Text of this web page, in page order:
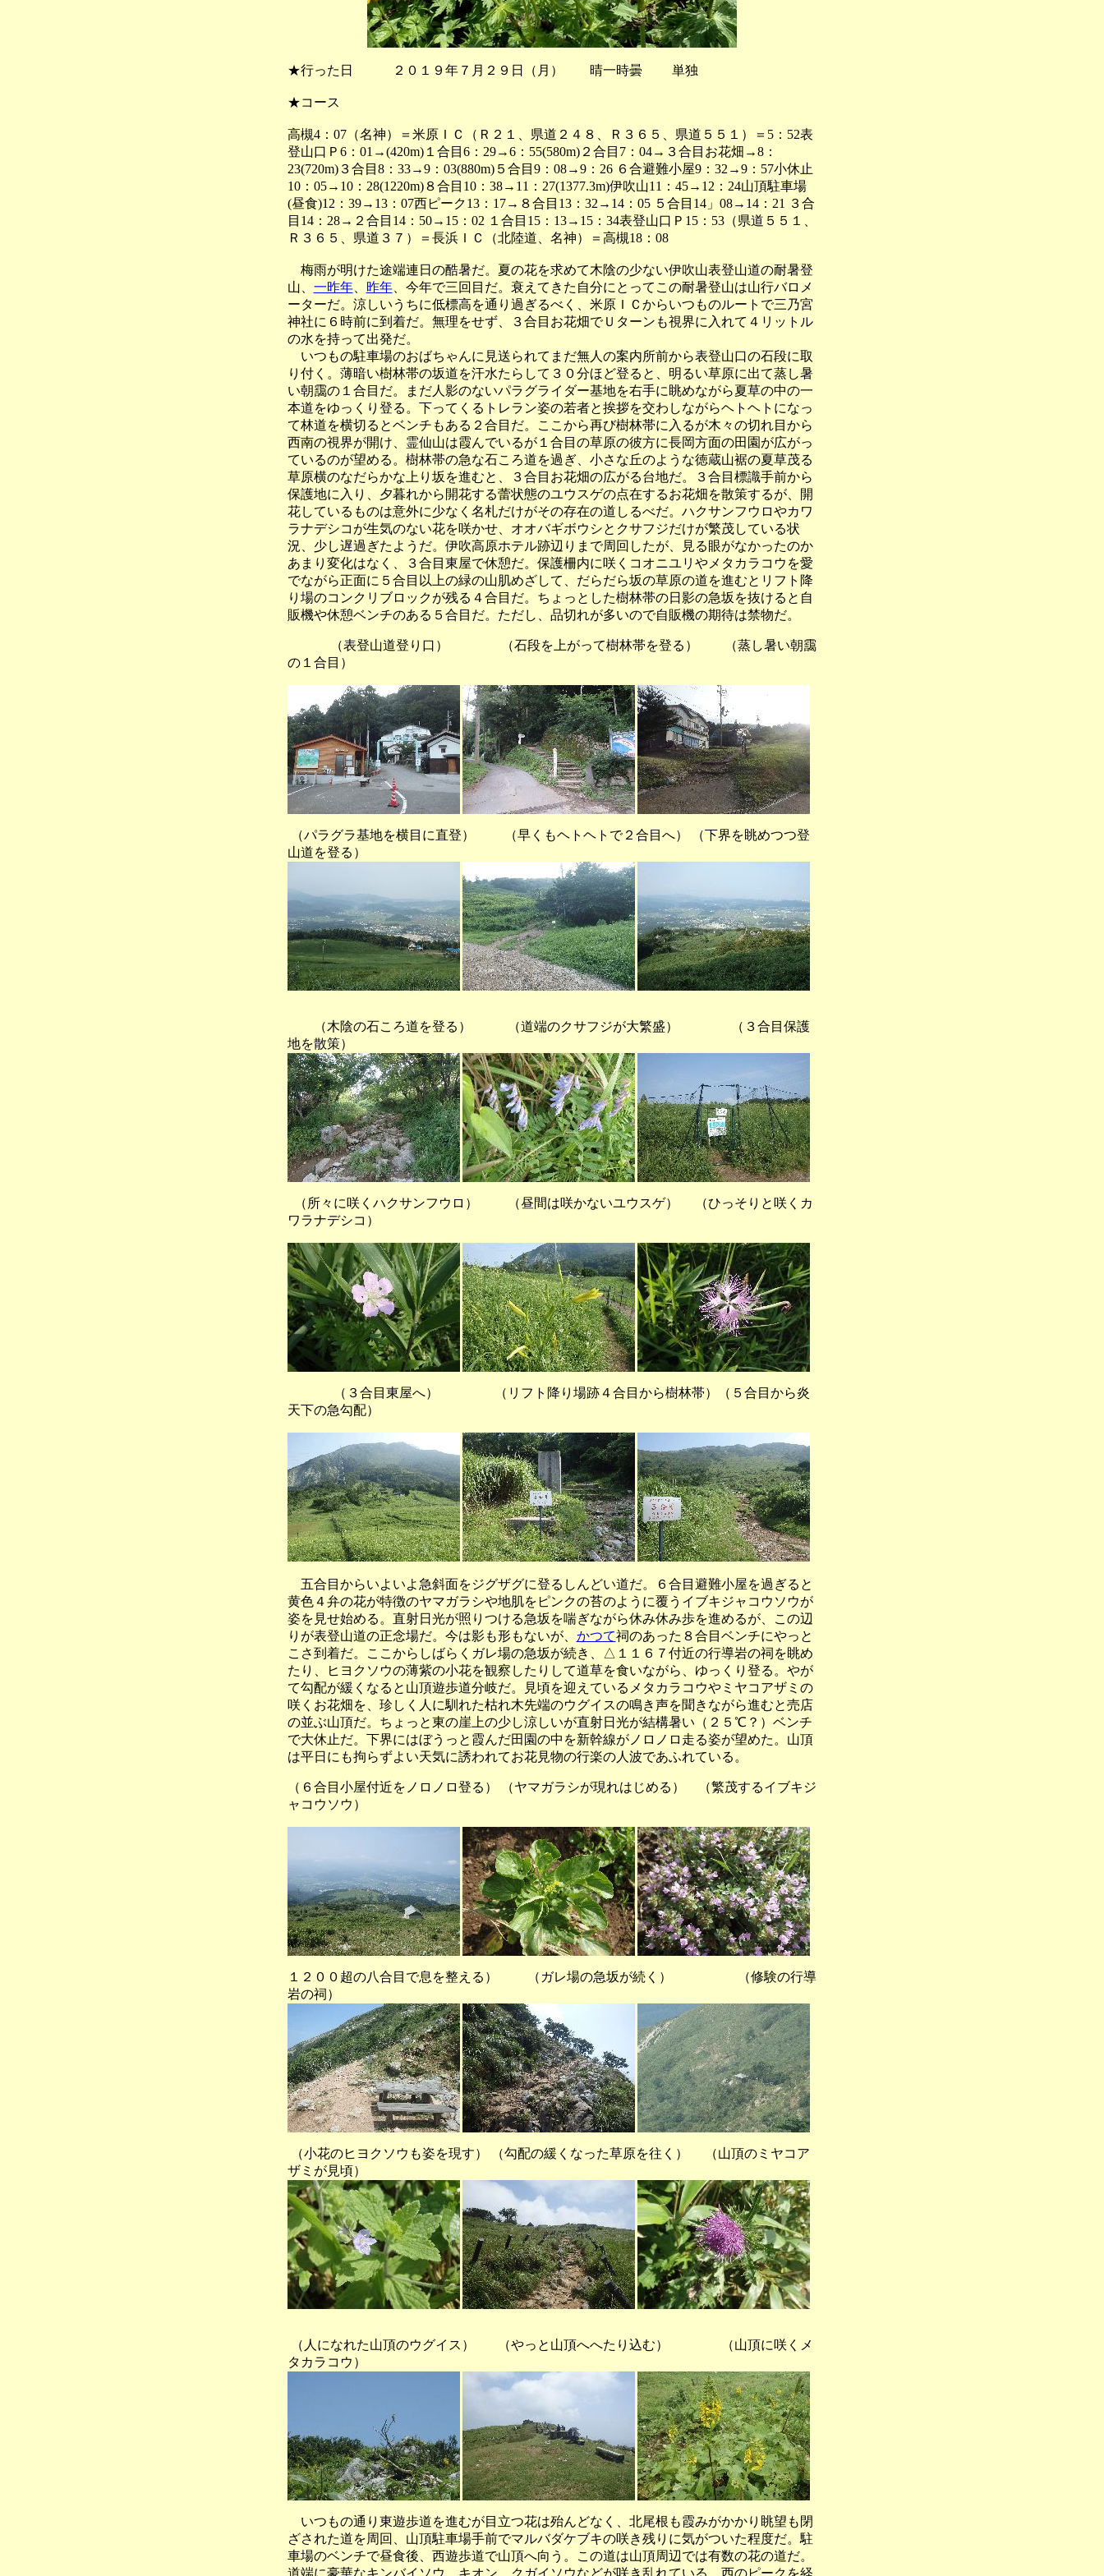
★行った日 ２０１９年７月２９日（月） 晴一時曇 単独
★コース
高槻4：07（名神）＝米原ＩＣ（Ｒ２１、県道２４８、Ｒ３６５、県道５５１）＝5：52表
登山口Ｐ6：01→(420m)１合目6：29→6：55(580m)２合目7：04→３合目お花畑→8：
23(720m)３合目8：33→9：03(880m)５合目9：08→9：26 ６合避難小屋9：32→9：57小休止
10：05→10：28(1220m)８合目10：38→11：27(1377.3m)伊吹山11：45→12：24山頂駐車場
(昼食)12：39→13：07西ピーク13：17→８合目13：32→14：05 ５合目14」08→14：21 ３合
目14：28→２合目14：50→15：02 １合目15：13→15：34表登山口Ｐ15：53（県道５５１、
Ｒ３６５、県道３７）＝長浜ＩＣ（北陸道、名神）＝高槻18：08
梅雨が明けた途端連日の酷暑だ。夏の花を求めて木陰の少ない伊吹山表登山道の耐暑登
山、 一昨年、 昨年、今年で三回目だ。衰えてきた自分にとってこの耐暑登山は山行バロメ
ーターだ。涼しいうちに低標高を通り過ぎるべく、米原ＩＣからいつものルートで三乃宮
神社に６時前に到着だ。無理をせず、３合目お花畑でＵターンも視界に入れて４リットル
の水を持って出発だ。
いつもの駐車場のおばちゃんに見送られてまだ無人の案内所前から表登山口の石段に取
り付く。薄暗い樹林帯の坂道を汗水たらして３０分ほど登ると、明るい草原に出て蒸し暑
い朝靄の１合目だ。まだ人影のないパラグライダー基地を右手に眺めながら夏草の中の一
本道をゆっくり登る。下ってくるトレラン姿の若者と挨拶を交わしながらヘトヘトになっ
て林道を横切るとベンチもある２合目だ。ここから再び樹林帯に入るが木々の切れ目から
西南の視界が開け、霊仙山は霞んでいるが１合目の草原の彼方に長岡方面の田園が広がっ
ているのが望める。樹林帯の急な石ころ道を過ぎ、小さな丘のような徳蔵山裾の夏草茂る
草原横のなだらかな上り坂を進むと、３合目お花畑の広がる台地だ。３合目標識手前から
保護地に入り、夕暮れから開花する蕾状態のユウスゲの点在するお花畑を散策するが、開
花しているものは意外に少なく名札だけがその存在の道しるべだ。ハクサンフウロやカワ
ラナデシコが生気のない花を咲かせ、オオバギボウシとクサフジだけが繁茂している状
況、少し遅過ぎたようだ。伊吹高原ホテル跡辺りまで周回したが、見る眼がなかったのか
あまり変化はなく、３合目東屋で休憩だ。保護柵内に咲くコオニユリやメタカラコウを愛
でながら正面に５合目以上の緑の山肌めざして、だらだら坂の草原の道を進むとリフト降
り場のコンクリブロックが残る４合目だ。ちょっとした樹林帯の日影の急坂を抜けると自
販機や休憩ベンチのある５合目だ。ただし、品切れが多いので自販機の期待は禁物だ。
（表登山道登り口） （石段を上がって樹林帯を登る） （蒸し暑い朝靄
の１合目）
（パラグラ基地を横目に直登） （早くもヘトヘトで２合目へ） （下界を眺めつつ登
山道を登る）
（木陰の石ころ道を登る） （道端のクサフジが大繁盛） （３合目保護
地を散策）
（所々に咲くハクサンフウロ） （昼間は咲かないユウスゲ） （ひっそりと咲くカ
ワラナデシコ）
（３合目東屋へ） （リフト降り場跡４合目から樹林帯）（５合目から炎
天下の急勾配）
五合目からいよいよ急斜面をジグザグに登るしんどい道だ。６合目避難小屋を過ぎると
黄色４弁の花が特徴のヤマガラシや地肌をピンクの苔のように覆うイブキジャコウソウが
姿を見せ始める。直射日光が照りつける急坂を喘ぎながら休み休み歩を進めるが、この辺
りが表登山道の正念場だ。今は影も形もないが、 かつて祠のあった８合目ベンチにやっと
こさ到着だ。ここからしばらくガレ場の急坂が続き、△１１６７付近の行導岩の祠を眺め
たり、ヒヨクソウの薄紫の小花を観察したりして道草を食いながら、ゆっくり登る。やが
て勾配が緩くなると山頂遊歩道分岐だ。見頃を迎えているメタカラコウやミヤコアザミの
咲くお花畑を、珍しく人に馴れた枯れ木先端のウグイスの鳴き声を聞きながら進むと売店
の並ぶ山頂だ。ちょっと東の崖上の少し涼しいが直射日光が結構暑い（２５℃？）ベンチ
で大休止だ。下界にはぼうっと霞んだ田園の中を新幹線がノロノロ走る姿が望めた。山頂
は平日にも拘らずよい天気に誘われてお花見物の行楽の人波であふれている。
（６合目小屋付近をノロノロ登る） （ヤマガラシが現れはじめる） （繁茂するイブキジ
ャコウソウ）
１２００超の八合目で息を整える） （ガレ場の急坂が続く） （修験の行導
岩の祠）
（小花のヒヨクソウも姿を現す） （勾配の緩くなった草原を往く） （山頂のミヤコア
ザミが見頃）
（人になれた山頂のウグイス） （やっと山頂へへたり込む） （山頂に咲くメ
タカラコウ）
いつもの通り東遊歩道を進むが目立つ花は殆んどなく、北尾根も霞みがかかり眺望も閉
ざされた道を周回、山頂駐車場手前でマルバダケブキの咲き残りに気がついた程度だ。駐
車場のベンチで昼食後、西遊歩道で山頂へ向う。この道は山頂周辺では有数の花の道だ。
道端に豪華なキンバイソウ、キオン、クガイソウなどが咲き乱れている。西のピークを経